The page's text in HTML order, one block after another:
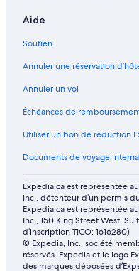
Aide
Soutien
Annuler une réservation
Annuler un vol
Échéances de
Utiliser un bon de réduction
Documents de voyage
Expedia.ca est représentée
Inc., détenteur d’un permis
Expedia.ca est représentée
Inc., 150 King Street West,
d’inscription TICO: 1616280)
© Expedia, Inc., société
réservés. Expedia et le logo
des marques déposées